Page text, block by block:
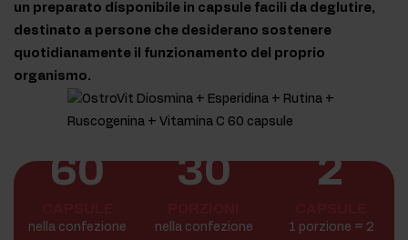
un preparato disponibile in capsule facili da deglutire,
destinato a persone che desiderano sostenere
quotidianamente il funzionamento del proprio
organismo.
60
nella confezione
30
nella confezione
2
1 porzione = 2